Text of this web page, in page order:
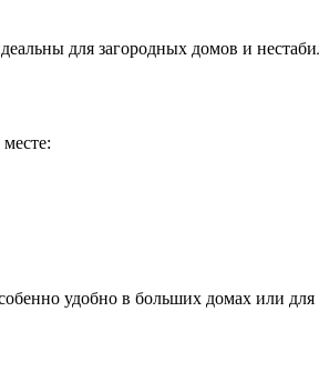
для загородных домов и
удобно в больших домах или для